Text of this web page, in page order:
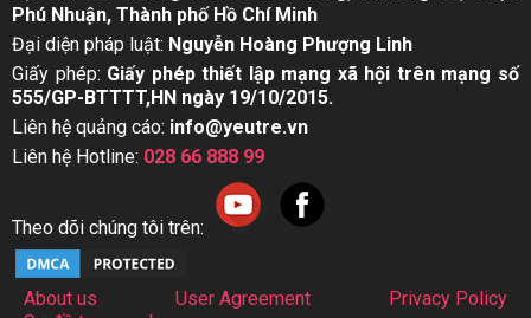
Phú Nhuận, Thành phố Hồ Chí Minh
Đại diện pháp luật: Nguyễn Hoàng Phượng Linh
Giấy phép: Giấy phép thiết lập mạng xã hội trên mạng số
555/GP-BTTTT,HN ngày 19/10/2015.
Liên hệ quảng cáo: info@yeutre.vn
Liên hệ Hotline: 028 66 888 99
Theo dõi chúng tôi trên:
About us User Agreement
Privacy Policy